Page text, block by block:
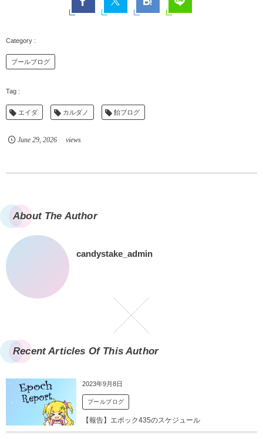
プールブログ
エイダ カルダノ 飴ブログ
June 29, 2026 views
About The Author
candystake_admin
Recent Articles Of This Author
2023年9月8日
プールブログ
【報告】エポック435のスケジュール